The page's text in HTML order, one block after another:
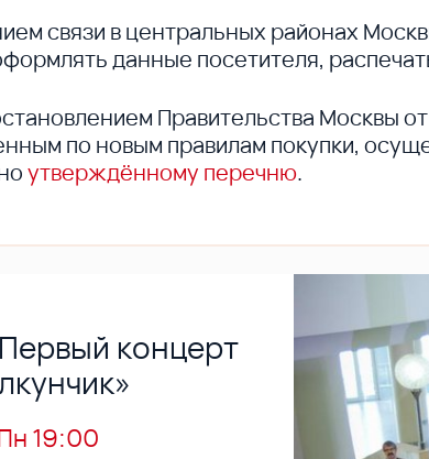
связи в центральных районах
данные посетителя,
Правительства Москвы
по новым правилам покупки,
утверждённому перечню.
концерт
19:00